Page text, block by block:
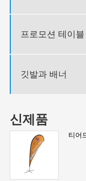
프로모션 테이블
깃발과 배너
신제품
티어